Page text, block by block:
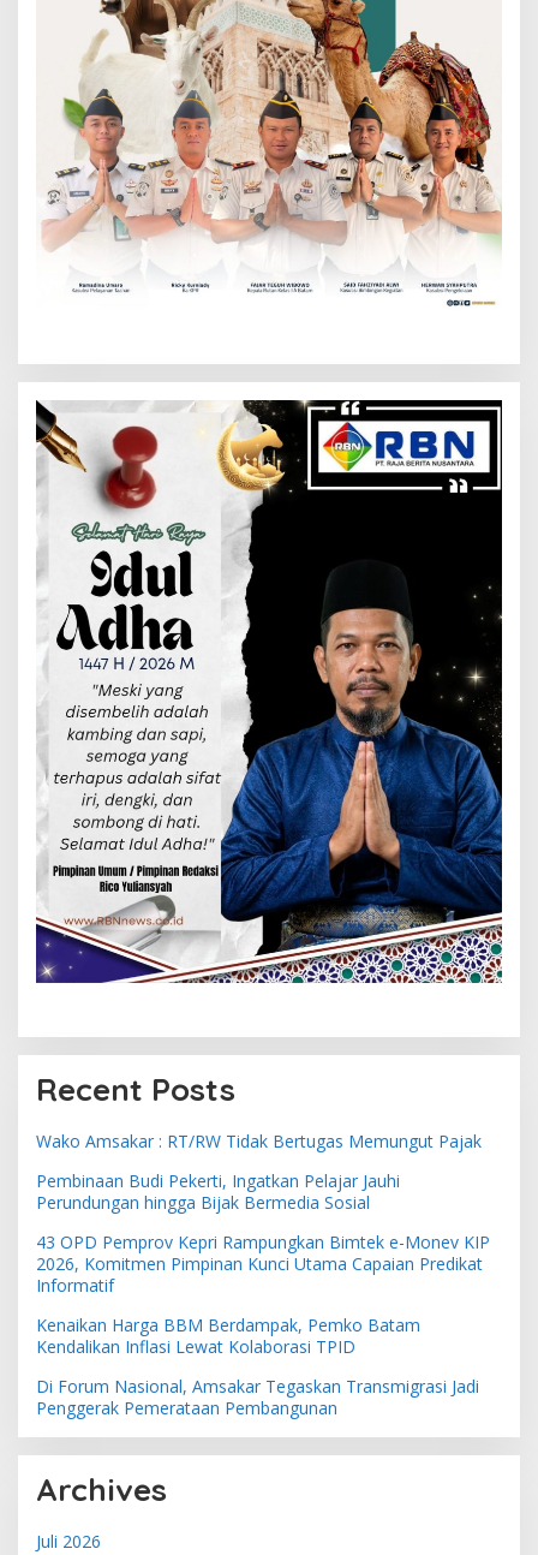
Recent Posts
Wako Amsakar : RT/RW Tidak Bertugas Memungut Pajak
Pembinaan Budi Pekerti, Ingatkan Pelajar Jauhi
Perundungan hingga Bijak Bermedia Sosial
43 OPD Pemprov Kepri Rampungkan Bimtek e-Monev KIP
2026, Komitmen Pimpinan Kunci Utama Capaian Predikat
Informatif
Kenaikan Harga BBM Berdampak, Pemko Batam
Kendalikan Inflasi Lewat Kolaborasi TPID
Di Forum Nasional, Amsakar Tegaskan Transmigrasi Jadi
Penggerak Pemerataan Pembangunan
Archives
Juli 2026